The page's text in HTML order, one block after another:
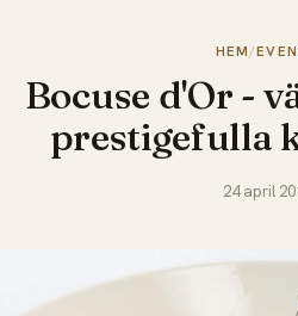
HEM/
Bocuse d'Or -
prestigefulla
24 april